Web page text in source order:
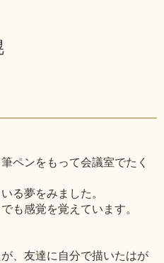
ペンをもって会議室でたく
る夢をみました。
も感覚を覚えています。
、友達に自分で描いたはが